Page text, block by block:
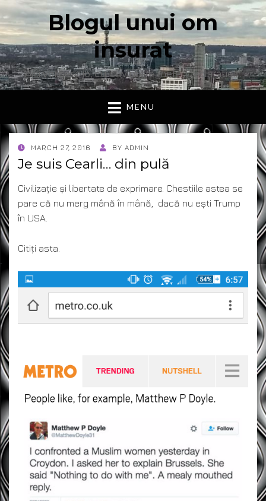
Blogul unui om
insurat
Aici vorbesc io, cu cuvintele mele. Declaratie….
MENU
POSTED
ON
MARCH 27, 2016 BY ADMIN
Je suis Cearli… din pulă
Civilizație și libertate de exprimare. Chestiile astea se
pare că nu merg mână în mână, dacă nu ești Trump
în USA.
Citiți asta.